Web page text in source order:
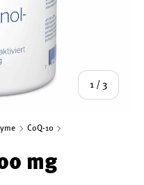
1 / von
3
CoQ-10
mg